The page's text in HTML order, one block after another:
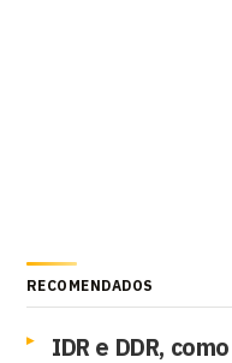
RECOMENDADOS
IDR e DDR,